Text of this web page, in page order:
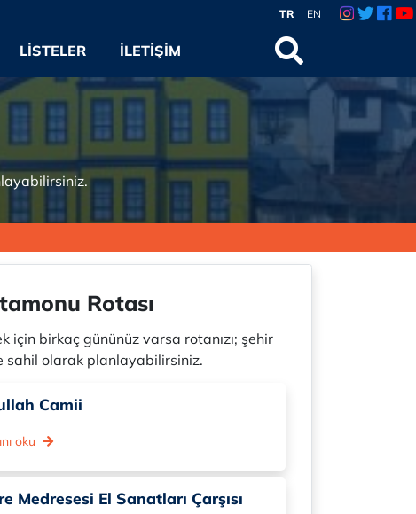
TR EN
LISTELER İLETIŞIM
Rotası
için birkaç gününüz varsa rotanızı; şehir
sahil olarak planlayabilirsiniz.
Camii
oku
Medresesi El Sanatları Çarşısı